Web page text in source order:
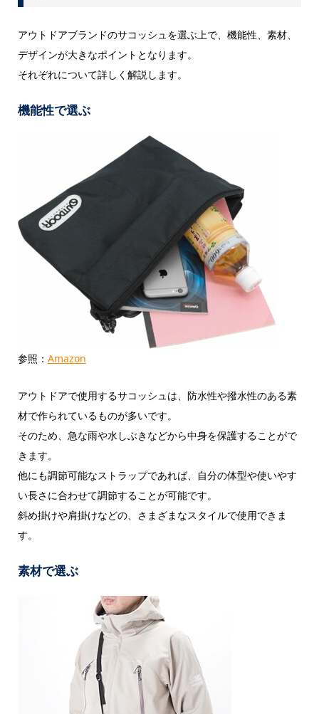
アウトドアブランドのサコッシュを選ぶ上で、機能性、素材、
デザインが大きなポイントとなります。
それぞれについて詳しく解説します。
機能性で選ぶ
参照： Amazon
アウトドアで使用するサコッシュは、防水性や撥水性のある素
材で作られているものが多いです。
そのため、急な雨や水しぶきなどから中身を保護することがで
きます。
他にも調節可能なストラップであれば、自分の体型や使いやす
い長さに合わせて調節することが可能です。
斜め掛けや肩掛けなどの、さまざまなスタイルで使用できま
す。
素材で選ぶ